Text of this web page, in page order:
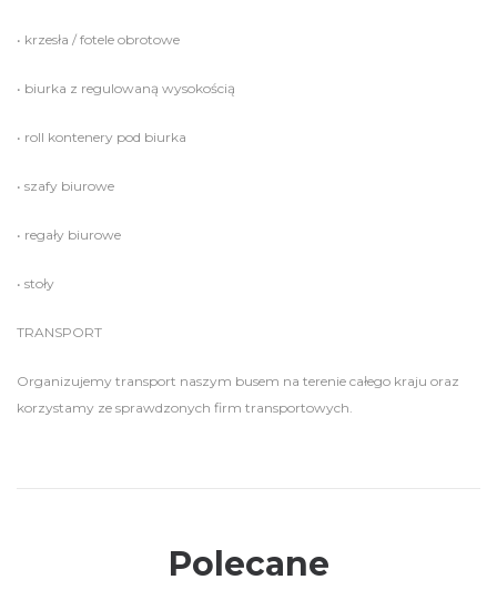
• krzesła / fotele obrotowe
• biurka z regulowaną wysokością
• roll kontenery pod biurka
• szafy biurowe
• regały biurowe
• stoły
TRANSPORT
Organizujemy transport naszym busem na terenie całego kraju oraz
korzystamy ze sprawdzonych firm transportowych.
Polecane